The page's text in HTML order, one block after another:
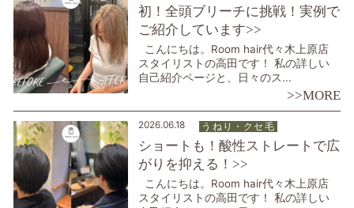
初！全頭ブリーチに挑戦！実例で
ご紹介しています>>
こんにちは。Room hair代々木上原店
スタイリストの高田です！ 私の詳しい
自己紹介ページと、日々のス...
>>MORE
2026.06.18 うねり・ クセ毛
ショートも！酸性ストレートで広
がりを抑える！>>
こんにちは。Room hair代々木上原店
スタイリストの高田です！ 私の詳しい